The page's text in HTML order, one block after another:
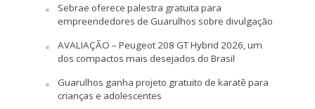
Sebrae oferece palestra gratuita para
empreendedores de Guarulhos sobre divulgação
AVALIAÇÃO – Peugeot 208 GT Hybrid 2026, um
dos compactos mais desejados do Brasil
Guarulhos ganha projeto gratuito de karatê para
crianças e adolescentes